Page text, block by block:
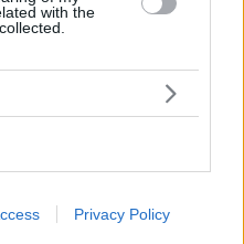
with the
Privacy Policy
31